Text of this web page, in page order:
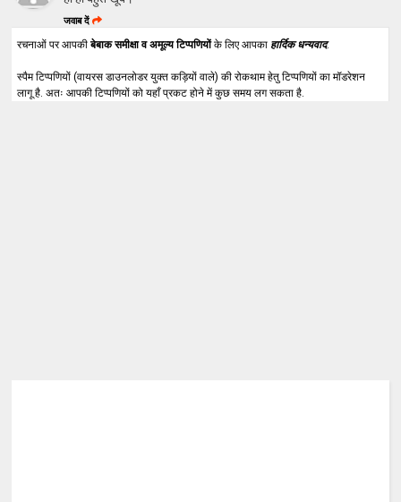
जवाब दें
रचनाओं पर आपकीबेबाक समीक्षा व अमूल्य टिप्पणियोंके लिए आपका हार्दिक धन्यवाद.
स्पैम टिप्पणियों (वायरस डाउनलोडर युक्त कड़ियों वाले) की रोकथाम हेतु टिप्पणियों का मॉडरेशन
लागू है. अतः आपकी टिप्पणियों को यहाँ प्रकट होने में कुछ समय लग सकता है.